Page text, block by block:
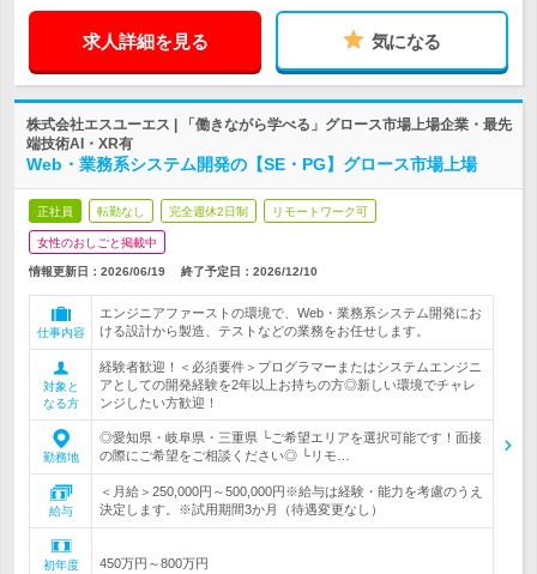
求人詳細を見る 気になる
株式会社エスユーエス | 「働きながら学べる」グロース市場上場企業・最先
端技術AI・XR有
Web・業務系システム開発の【SE・PG】グロース市場上場
正社員 転勤なし 完全週休2日制 リモートワーク可
女性のおしごと掲載中
情報更新日：2026/06/19 終了予定日： 2026/12/10
仕事内容
エンジニアファーストの環境で、Web・業務系システム開発にお
ける設計から製造、テストなどの業務をお任せします。
対象と
なる方
経験者歓迎！＜必須要件＞プログラマーまたはシステムエンジニ
アとしての開発経験を2年以上お持ちの方◎新しい環境でチャレ
ンジしたい方歓迎！
勤務地
◎愛知県・岐阜県・三重県 └ご希望エリアを選択可能です！面接
の際にご希望をご相談ください◎ └リモ…
給与
＜月給＞250,000円～500,000円※給与は経験・能力を考慮のうえ
決定します。※試用期間3か月（待遇変更なし）
初年度
450万円～800万円